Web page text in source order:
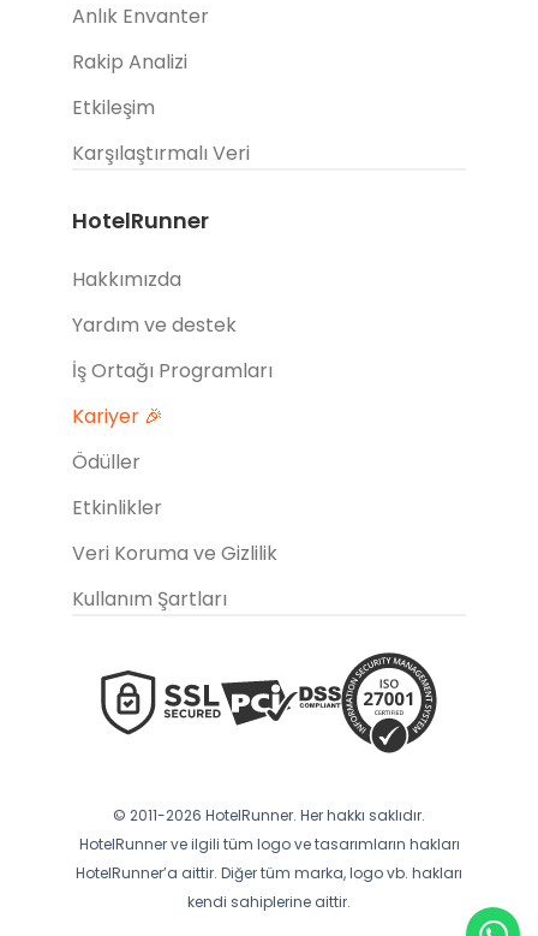
Anlık Envanter
Rakip Analizi
Etkileşim
Karşılaştırmalı Veri
HotelRunner
Hakkımızda
Yardım ve destek
İş Ortağı Programları
Kariyer 🎉
Ödüller
Etkinlikler
Veri Koruma ve Gizlilik
Kullanım Şartları
© 2011-2026 HotelRunner. Her hakkı saklıdır.
HotelRunner ve ilgili tüm logo ve tasarımların hakları
HotelRunner’a aittir. Diğer tüm marka, logo vb. hakları
kendi sahiplerine aittir.